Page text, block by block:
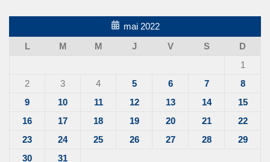
mai 2022
L
M M J V S
D
1
2
3 4 5 6 7
8
9
10 11 12 13 14
15
16
17 18 19 20 21
22
23
24 25 26 27 28
29
30
31